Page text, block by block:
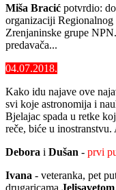
Miša Bracić potvrdio:
organizaciji Regionalnog
Zrenjaninske grupe
predavača...
04.07.2018.
Kako idu najave ove
svi koje astronomija i
Bjelajac spada u retke
reče, biće u
Debora i Dušan - prvi
Ivana - veteranka, pet
drugaricama Jelisavetom,